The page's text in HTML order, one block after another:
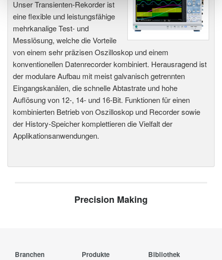
Unser Transienten-Rekorder ist
eine flexible und leistungsfähige
mehrkanalige Test- und
Messlösung, welche die Vorteile
von einem sehr präzisen Oszilloskop und einem
konventionellen Datenrecorder kombiniert. Herausragend ist
der modulare Aufbau mit meist galvanisch getrennten
Eingangskanälen, die schnelle Abtastrate und hohe
Auflösung von 12-, 14- und 16-Bit. Funktionen für einen
kombinierten Betrieb von Oszilloskop und Recorder sowie
der History-Speicher komplettieren die Vielfalt der
Applikationsanwendungen.
Precision Making
Branchen Produkte Bibliothek